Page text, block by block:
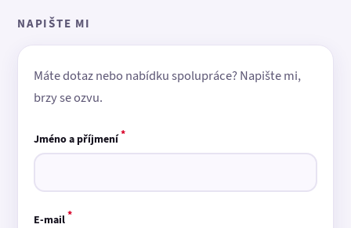
NAPIŠTE MI
Máte dotaz nebo nabídku spolupráce? Napište mi,
brzy se ozvu.
Jméno a příjmení*
E-mail*